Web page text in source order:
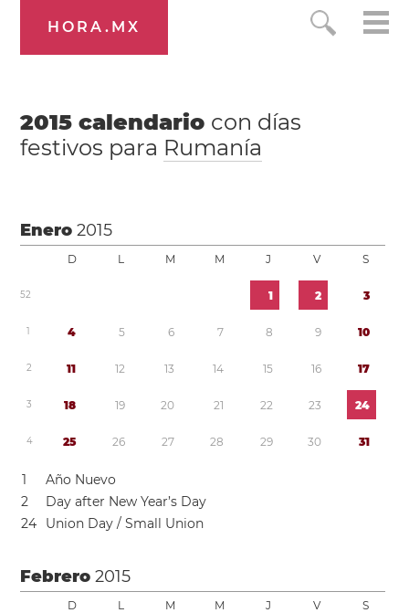
HORA.MX
2015 calendario con días
festivos para Rumanía
Enero2015
D L M M J V S
52 1 2 3
1 4 5 6 7 8 9 10
2 11 12 13 14 15 16 17
3 18 19 20 21 22 23 24
4 25 26 27 28 29 30 31
1
Año Nuevo
2
Day after New Year’s Day
24 Union Day / Small Union
Febrero2015
D L M M J V S